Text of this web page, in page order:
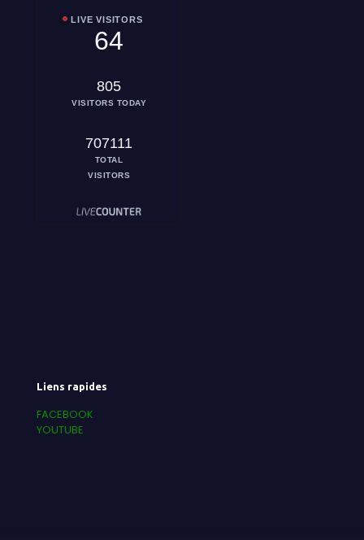
LIVE VISITORS
64
805
VISITORS TODAY
707111
TOTAL
VISITORS
Liens rapides
FACEBOOK
YOUTUBE